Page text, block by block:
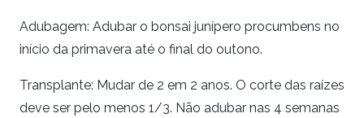
Adubagem: Adubar o bonsai junípero procumbens no
início da primavera até o final do outono.
Transplante: Mudar de 2 em 2 anos. O corte das raízes
deve ser pelo menos 1/3. Não adubar nas 4 semanas